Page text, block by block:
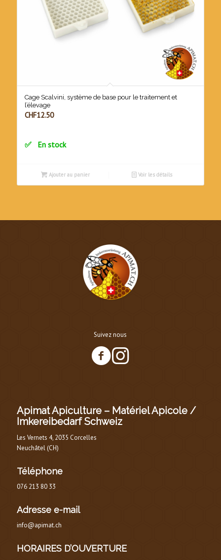
Cage Scalvini, système de base pour le traitement et
l’élevage
CHF12.50
En stock
Ajouter au panier Voir les détails
Suivez nous
Apimat Apiculture – Matériel Apicole /
Imkereibedarf Schweiz
Les Vernets 4, 2035 Corcelles
Neuchâtel (CH)
Téléphone
076 213 80 33
Adresse e-mail
info@apimat.ch
HORAIRES D’OUVERTURE